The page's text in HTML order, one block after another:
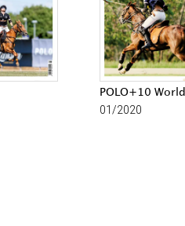
POLO+10 World
01/2020